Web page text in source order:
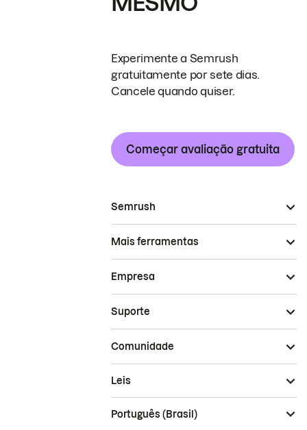
Experimente a Semrush
gratuitamente por sete dias.
Cancele quando quiser.
Começar avaliação gratuita
Semrush
Mais ferramentas
Empresa
Suporte
Comunidade
Leis
Português (Brasil)